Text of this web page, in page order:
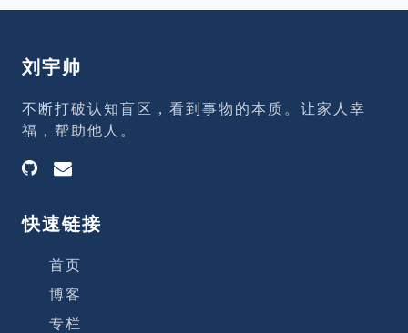
刘宇帅
不断打破认知盲区，看到事物的本质。让家人幸
福，帮助他人。
快速链接
首页
博客
专栏